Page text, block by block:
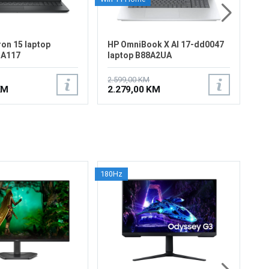
15 laptop
HP OmniBook X AI 17-dd0047
laptop B88A2UA
2.599,00 KM
2.279,00 KM
180Hz